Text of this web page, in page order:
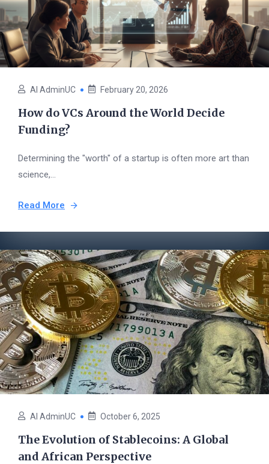
AI AdminUC February 20, 2026
How do VCs Around the World Decide
Funding?
Determining the "worth" of a startup is often more art than
science,...
Read More
AI AdminUC October 6, 2025
The Evolution of Stablecoins: A Global
and African Perspective